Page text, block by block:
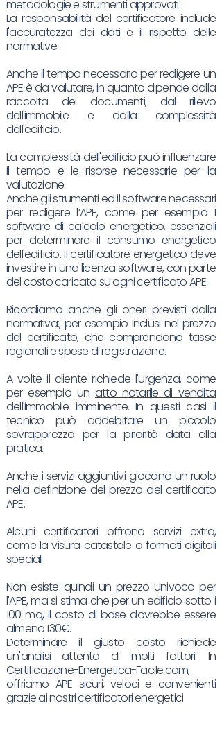
metodologie e strumenti approvati.
La responsabilità del certificatore include
l'accuratezza dei dati e il rispetto delle
normative.
Anche il tempo necessario per redigere un
APE è da valutare, in quanto dipende dalla
raccolta dei documenti, dal rilievo
dell'immobile e dalla complessità
dell'edificio.
La complessità dell'edificio può influenzare
il tempo e le risorse necessarie per la
valutazione.
Anche gli strumenti ed il software necessari
per redigere l’APE, come per esempio I
software di calcolo energetico, essenziali
per determinare il consumo energetico
dell'edificio. Il certificatore energetico deve
investire in una licenza software, con parte
del costo caricato su ogni certificato APE.
Ricordiamo anche gli oneri previsti dalla
normativa:, per esempio Inclusi nel prezzo
del certificato, che comprendono tasse
regionali e spese di registrazione.
A volte il cliente richiede l'urgenza, come
per esempio unatto notarile di vendita
dell'immobile imminente. In questi casi il
tecnico può addebitare un piccolo
sovrapprezzo per la priorità data alla
pratica.
Anche i servizi aggiuntivi giocano un ruolo
nella definizione del prezzo del certificato
APE.
Alcuni certificatori offrono servizi extra,
come la visura catastale o formati digitali
speciali.
Non esiste quindi un prezzo univoco per
l'APE, ma si stima che per un edificio sotto i
100 mq, il costo di base dovrebbe essere
almeno 130€.
Determinare il giusto costo richiede
un'analisi attenta di molti fattori. In
Certificazione-Energetica-Facile.com,
offriamo APE sicuri, veloci e convenienti
grazie ai nostri certificatori energetici